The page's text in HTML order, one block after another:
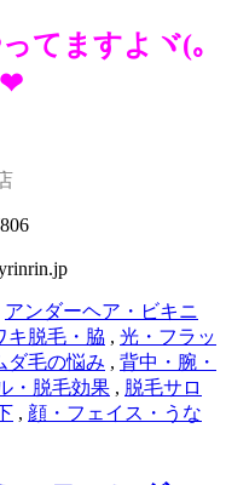
てますよヾ(｡
アンダーヘア・ビキニ
キ脱毛・脇 , 光・フラッ
ダ毛の悩み , 背中・腕・
・脱毛効果 , 脱毛サロ
, 顔・フェイス・うな